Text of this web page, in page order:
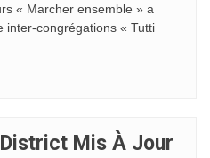
« Marcher ensemble » a
inter-congrégations « Tutti
Mis À Jour